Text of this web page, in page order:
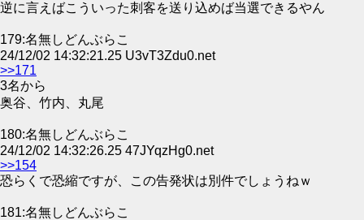
逆に言えばこういった刺客を送り込めば当選できるやん
179:名無しどんぶらこ
24/12/02 14:32:21.25 U3vT3Zdu0.net
>>171
3名から
奥谷、竹内、丸尾
180:名無しどんぶらこ
24/12/02 14:32:26.25 47JYqzHg0.net
>>154
恐らくで恐縮ですが、この告発状は別件でしょうねｗ
181:名無しどんぶらこ